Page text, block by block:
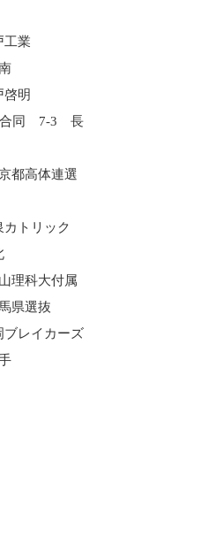
業
明
合同 7-3 長
高体連選
トリック
理科大付属
選抜
イカーズ